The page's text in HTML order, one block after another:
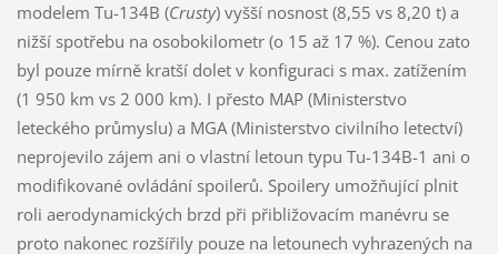
modelem Tu-134B (Crusty) vyšší nosnost (8,55 vs 8,20 t) a
nižší spotřebu na osobokilometr (o 15 až 17 %). Cenou zato
byl pouze mírně kratší dolet v konfiguraci s max. zatížením
(1 950 km vs 2 000 km). I přesto MAP (Ministerstvo
leteckého průmyslu) a MGA (Ministerstvo civilního letectví)
neprojevilo zájem ani o vlastní letoun typu Tu-134B-1 ani o
modifikované ovládání spoilerů. Spoilery umožňující plnit
roli aerodynamických brzd při přibližovacím manévru se
proto nakonec rozšířily pouze na letounech vyhrazených na